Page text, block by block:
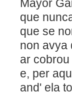
Mayor
que
que se
non avya
ar
e, per
and' ela